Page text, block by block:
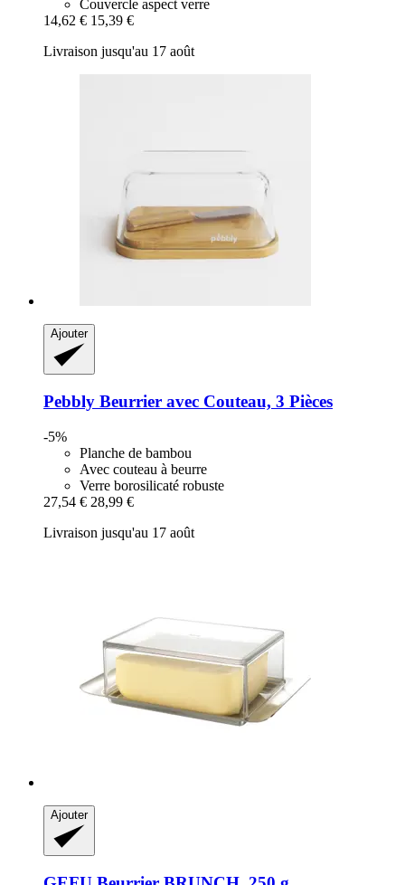
Couvercle aspect verre
14,62 € 15,39 €
Livraison jusqu'au 17 août
Ajouter
Pebbly Beurrier avec Couteau, 3 Pièces
-5%
Planche de bambou
Avec couteau à beurre
Verre borosilicaté robuste
27,54 € 28,99 €
Livraison jusqu'au 17 août
Ajouter